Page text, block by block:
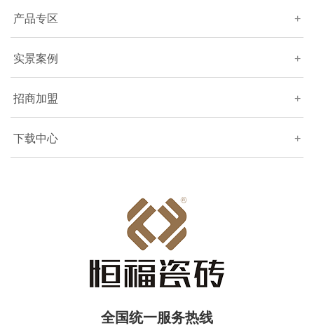
产品专区 +
实景案例 +
招商加盟 +
下载中心 +
全国统一服务热线